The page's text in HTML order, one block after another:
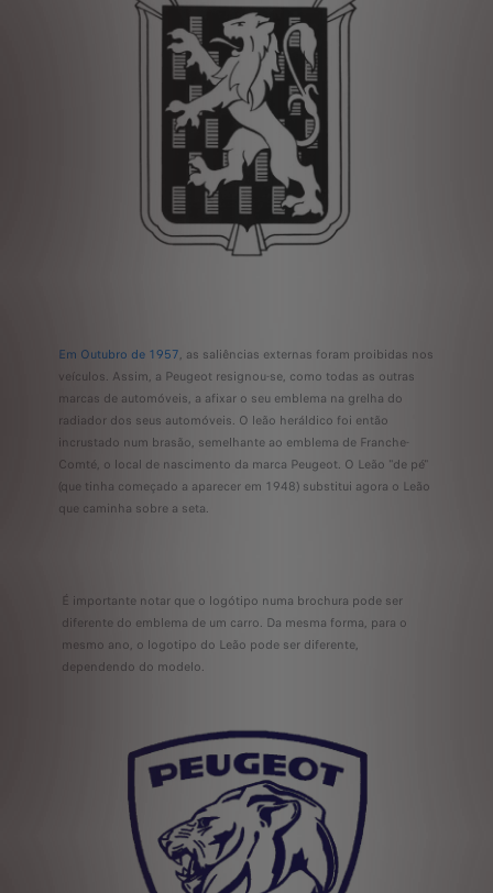
Em Outubro de 1957, as saliências externas foram proibidas nos
veículos. Assim, a Peugeot resignou-se, como todas as outras
marcas de automóveis, a afixar o seu emblema na grelha do
radiador dos seus automóveis. O leão heráldico foi então
incrustado num brasão, semelhante ao emblema de Franche-
Comté, o local de nascimento da marca Peugeot. O Leão "de pé"
(que tinha começado a aparecer em 1948) substitui agora o Leão
que caminha sobre a seta.
É importante notar que o logótipo numa brochura pode ser
diferente do emblema de um carro. Da mesma forma, para o
mesmo ano, o logotipo do Leão pode ser diferente,
dependendo do modelo.